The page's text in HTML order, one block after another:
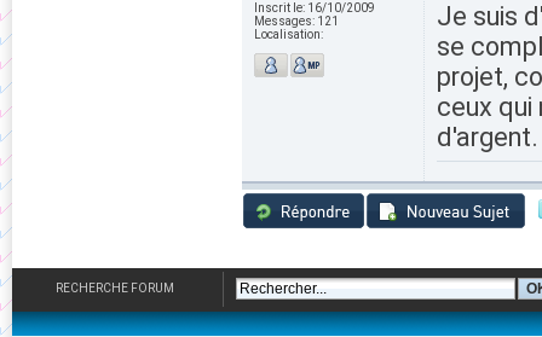
Inscrit le: 16/10/2009
Messages: 121
Localisation:
Je suis
se
projet,
ceux qui
RECHERCHE FORUM